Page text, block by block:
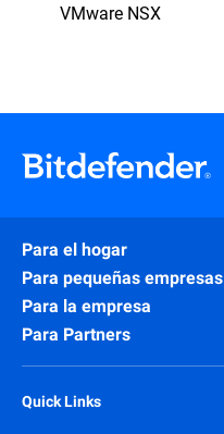
VMware NSX
Para el hogar
Para pequeñas empresas
Para la empresa
Para Partners
Quick Links